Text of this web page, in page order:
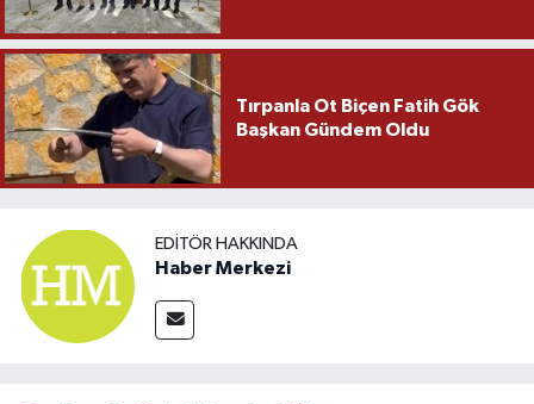
Tırpanla Ot Biçen Fatih Gök
Başkan Gündem Oldu
EDITÖR HAKKINDA
Haber Merkezi